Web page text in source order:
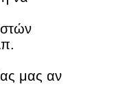
μας αν